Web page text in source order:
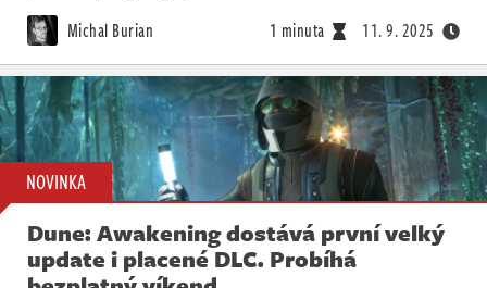
Michal Burian 1 minuta 11. 9. 2025
NOVINKA
Dune: Awakening dostává první velký
update i placené DLC. Probíhá